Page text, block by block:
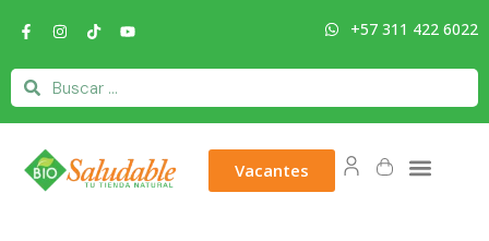
+57 311 422 6022
Vacantes